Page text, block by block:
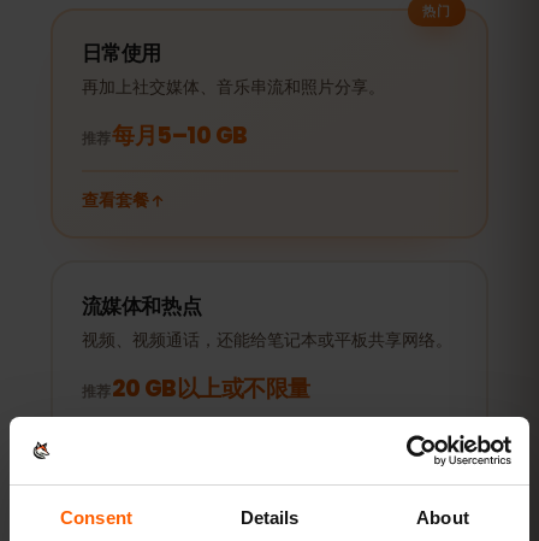
Consent Details About
热门
日常使用
再加上社交媒体、音乐串流和照片分享。
推荐每月5–10 GB
查看套餐
流媒体和热点
视频、视频通话，还能给笔记本或平板共享网络。
推荐20 GB以上或不限量
以上均为参考值。实际用量取决于设备、应用设置和使用习惯。